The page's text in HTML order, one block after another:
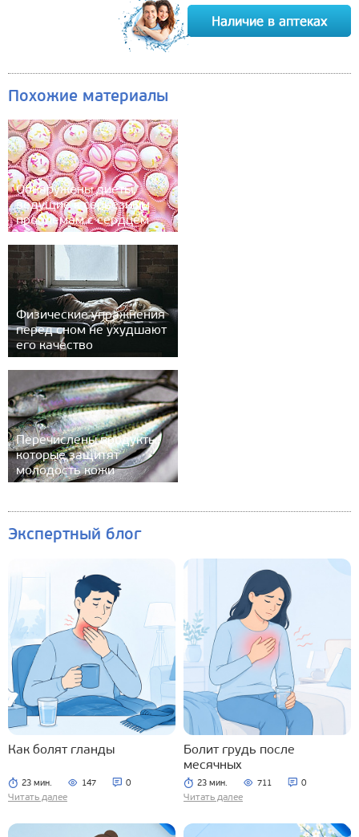
Похожие материалы
Обнаружены диеты,
ведущие к серьёзным
проблемам с сердцем
Физические упражнения
перед сном не ухудшают
его качество
Перечислены продукты,
которые защитят
молодость кожи
Экспертный блог
Как болят гланды
23 мин. 147 0
Читать далее
Болит грудь после
месячных
23 мин. 711 0
Читать далее